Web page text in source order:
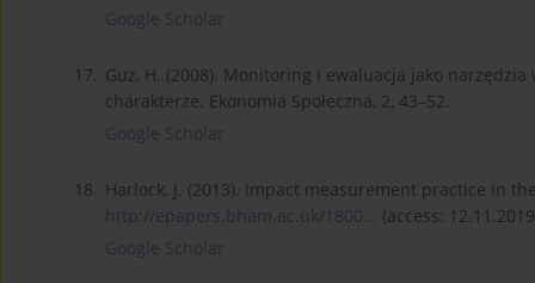
Google Scholar
17. Guz, H. (2008). Monitoring i ewaluacja jako
charakterze. Ekonomia Społeczna, 2, 43–52.
Google Scholar
18. Harlock, J. (2013). Impact measurement practice in
http://epapers.bham.ac.uk/1800...
(access:
Google Scholar